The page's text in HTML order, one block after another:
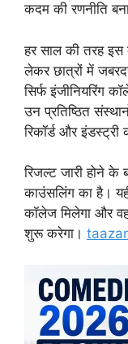
कदम की रणनीति
हर साल की तरह इस
लेकर छात्रों में
सिर्फ इंजीनियरिंग
उन प्रतिष्ठित
रिकॉर्ड और
रिजल्ट जारी होने के
काउंसलिंग का है।
कॉलेज मिलेगा और
शुरू करेगा।